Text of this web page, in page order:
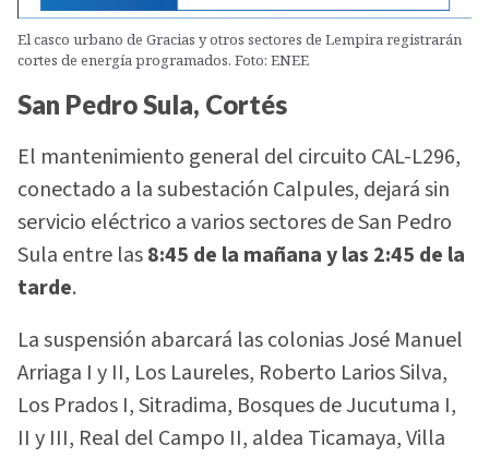
El casco urbano de Gracias y otros sectores de Lempira registrarán
cortes de energía programados. Foto: ENEE
San Pedro Sula, Cortés
El mantenimiento general del circuito CAL-L296,
conectado a la subestación Calpules, dejará sin
servicio eléctrico a varios sectores de San Pedro
Sula entre las8:45 de la mañana y las 2:45 de la
tarde.
La suspensión abarcará las colonias José Manuel
Arriaga I y II, Los Laureles, Roberto Larios Silva,
Los Prados I, Sitradima, Bosques de Jucutuma I,
II y III, Real del Campo II, aldea Ticamaya, Villa